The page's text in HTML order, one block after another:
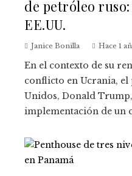
de petróleo
EE.UU.
Janice Bonilla Hace 1
En el contexto de su
conflicto en Ucrania, el
Unidos, Donald
implementación de un